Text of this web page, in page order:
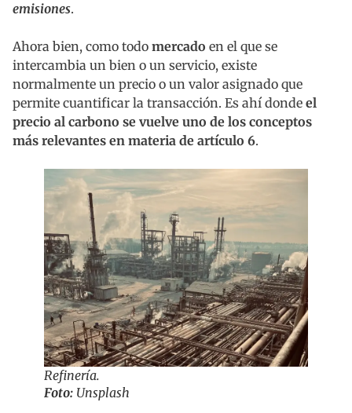
emisiones.
Ahora bien, como todo mercado en el que se
intercambia un bien o un servicio, existe
normalmente un precio o un valor asignado que
permite cuantificar la transacción. Es ahí donde el
precio al carbono se vuelve uno de los conceptos
más relevantes en materia de artículo 6.
Refinería.
Foto: Unsplash